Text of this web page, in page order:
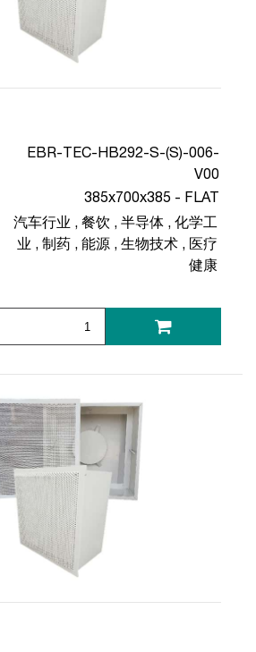
EBR-TEC-HB292-S-(S)-006-
V00
385x700x385 - FLAT
汽车行业 , 餐饮 , 半导体 , 化学工
业 , 制药 , 能源 , 生物技术 , 医疗
健康